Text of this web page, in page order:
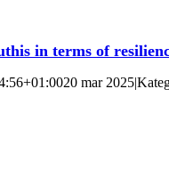
in terms of
20 mar 2025|